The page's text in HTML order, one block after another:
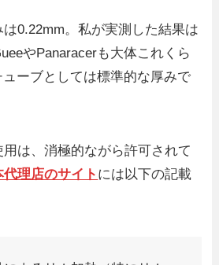
0.22mm。私が実測した結果は
やPanaracerも大体これくら
ーブとしては標準的な厚みで
用は、消極的ながら許可されて
代理店のサイト には以下の記載